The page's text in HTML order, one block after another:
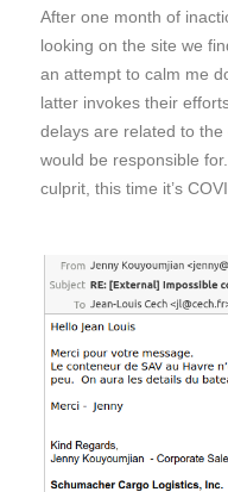
After one month of
looking on the site we
an attempt to calm me
latter invokes their
delays are related to
would be responsible
culprit, this time it’s